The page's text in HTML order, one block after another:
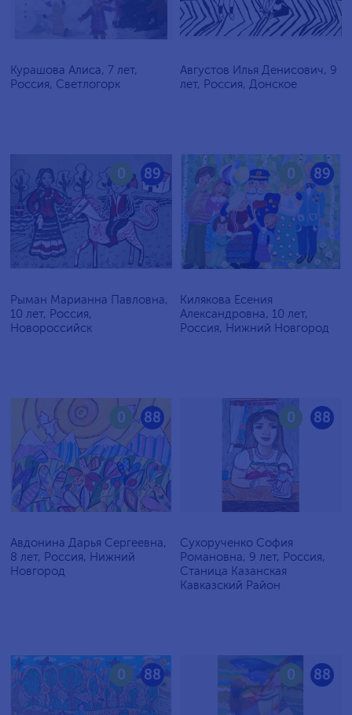
Курашова Алиса, 7 лет,
Россия, Светлогорк
Августов Илья Денисович, 9
лет, Россия, Донское
89
0
Рыман Марианна Павловна,
10 лет, Россия,
Новороссийск
89
0
Килякова Есения
Александровна, 10 лет,
Россия, Нижний Новгород
88
0
Авдонина Дарья Сергеевна,
8 лет, Россия, Нижний
Новгород
88
0
Сухорученко София
Романовна, 9 лет, Россия,
Станица Казанская
Кавказский Район
88
0 88
0